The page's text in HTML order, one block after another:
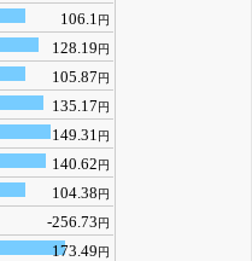
106.1 円
128.19円
105.87円
135.17円
149.31 円
140.62円
104.38円
-256.73円
173.49円